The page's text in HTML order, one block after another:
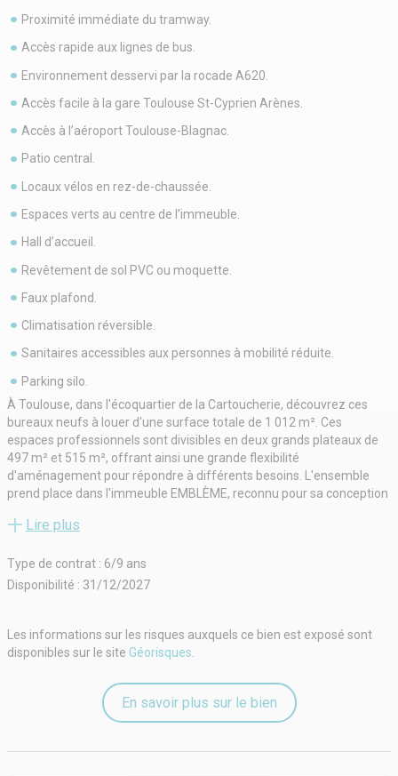
Proximité immédiate du tramway.
Accès rapide aux lignes de bus.
Environnement desservi par la rocade A620.
Accès facile à la gare Toulouse St-Cyprien Arènes.
Accès à l’aéroport Toulouse-Blagnac.
Patio central.
Locaux vélos en rez-de-chaussée.
Espaces verts au centre de l’immeuble.
Hall d’accueil.
Revêtement de sol PVC ou moquette.
Faux plafond.
Climatisation réversible.
Sanitaires accessibles aux personnes à mobilité réduite.
Parking silo.
À Toulouse, dans l'écoquartier de la Cartoucherie, découvrez ces
bureaux neufs à louer d'une surface totale de 1 012 m². Ces
espaces professionnels sont divisibles en deux grands plateaux de
497 m² et 515 m², offrant ainsi une grande flexibilité
d'aménagement pour répondre à différents besoins. L'ensemble
prend place dans l'immeuble EMBLÈME, reconnu pour sa conception
comme les visiteurs bénéficient d'une excellente accessibilité grâce
gare. L'immeuble propose également des prestations telles qu'un
hall d'accueil, des locaux vélos et des espaces verts, favorisant un
Lire plus
Type de contrat : 6/9 ans
Disponibilité : 31/12/2027
Les informations sur les risques auxquels ce bien est exposé sont
disponibles sur le site Géorisques
En savoir plus sur le bien